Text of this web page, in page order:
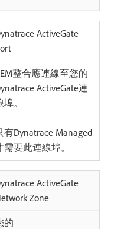
ActiveGate
整合應連線至您的
ActiveGate連
埠。
有Dynatrace Managed
需要此連線埠。
ActiveGate
Zone
的